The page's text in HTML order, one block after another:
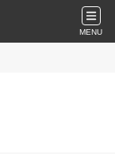
MENU